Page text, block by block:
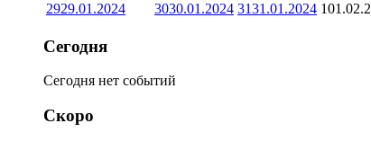
2929.01.2024 3030.01.2024 3131.01.2024 1
Сегодня
Сегодня нет событий
Скоро